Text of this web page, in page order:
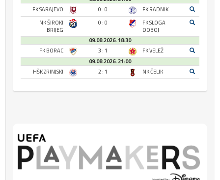
FK SARAJEVO
0 : 0
FK RADNIK
NK ŠIROKI
BRIJEG
0 : 0
FK SLOGA
DOBOJ
09.08.2026. 18:30
FK BORAC
3 : 1
FK VELEŽ
09.08.2026. 21:00
HŠK ZRINJSKI
2 : 1 NK ČELIK